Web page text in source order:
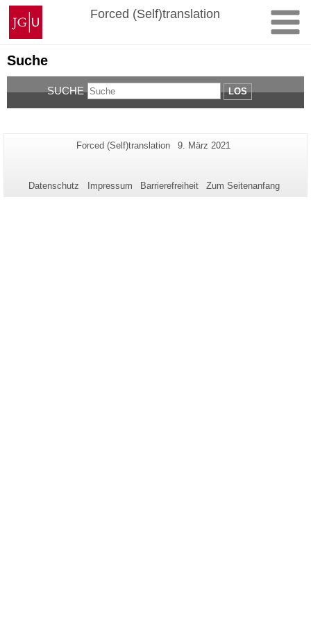
Zum
Inhalt
springen
Johannes
Gutenberg-
Universität
Mainz
Forced (Self)translation
Suche
SUCHE LOS
Zusätzliche
dieser
Seiten-
Forced (Self)translation
Letzte
9. März 2021
Datenschutz Impressum Barrierefreiheit Zum Seitenanfang